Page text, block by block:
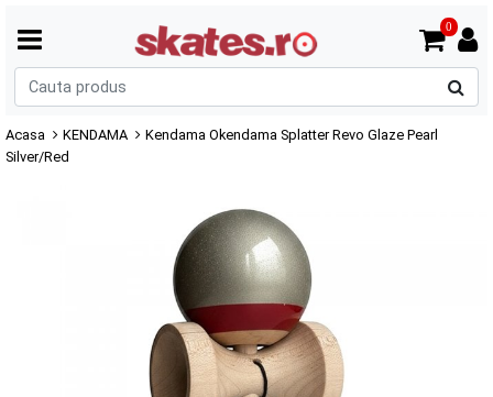
0
Acasa KENDAMA
Kendama Okendama Splatter Revo Glaze Pearl
Silver/Red